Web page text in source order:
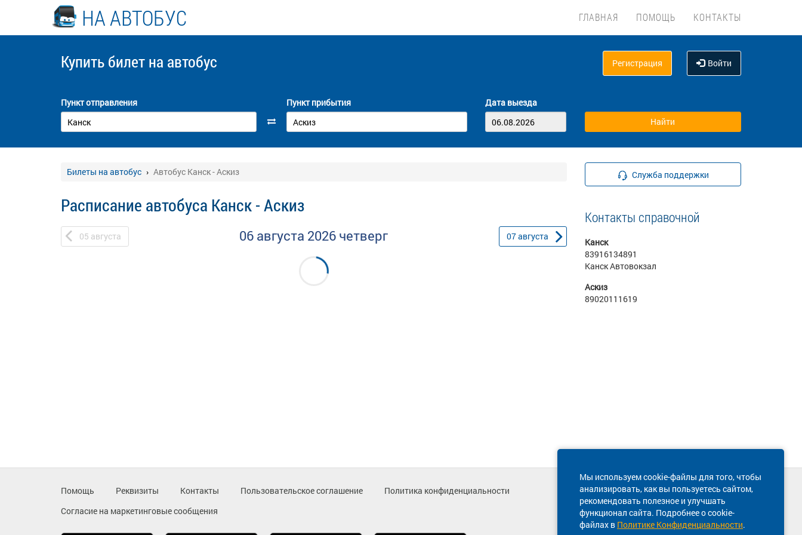
НА АВТОБУС ГЛАВНАЯ ПОМОЩЬ КОНТАКТЫ
Купить билет на автобус Регистрация Войти
Пункт отправления Пункт прибытия Дата выезда
Билеты на автобус Автобус Канск - Аскиз
Расписание автобуса Канск - Аскиз
05 августа 06 августа 2026 четверг 07августа
Служба поддержки
Контакты справочной
Канск
83916134891
Канск Автовокзал
Аскиз
89020111619
Мы используем cookie-файлы для того, чтобы
анализировать, как вы пользуетесь сайтом,
рекомендовать полезное и улучшать
функционал сайта. Подробнее о cookie-
файлах в Политике Конфиденциальности.
Помощь Реквизиты Контакты Пользовательское соглашение
Политика конфиденциальности
Согласие на маркетинговые сообщения
Техническая поддержка сайта
8 800 600-03-38